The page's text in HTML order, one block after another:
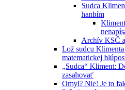
Sudca
hanbím
Archív KSČ
Lož sudcu
matematickej
„Sudca“ Kliment:
zasahovať
Omyl? Nie! Je to